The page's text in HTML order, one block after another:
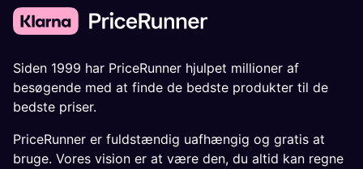
Siden 1999 har PriceRunner hjulpet millioner af
besøgende med at finde de bedste produkter til de
bedste priser.
PriceRunner er fuldstændig uafhængig og gratis at
bruge. Vores vision er at være den, du altid kan regne